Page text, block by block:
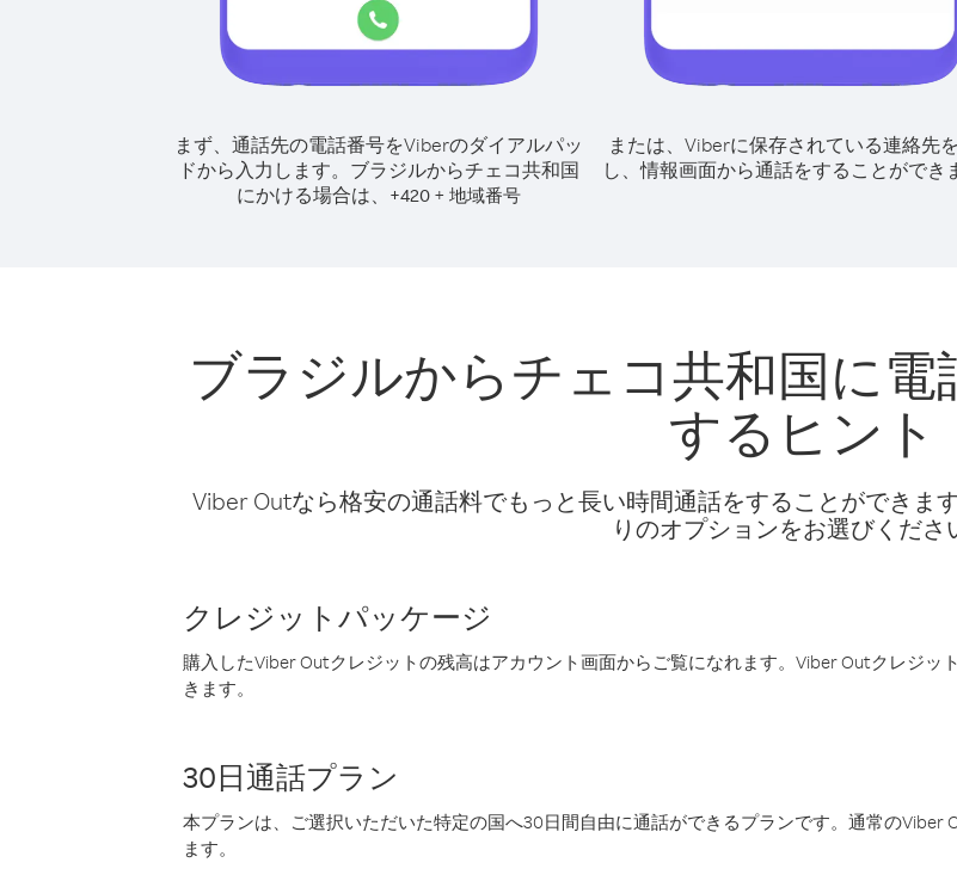
まず、通話先の電話番号をViberのダイアルパッ
ドから入力します。 ブラジルからチェコ共和国
にかける場合は、 +420 + 地域番号
または、Viberに保存されている連絡先
し、情報画面から通話をすることができ
ブラジルからチェコ共和国に
するヒント
Viber Outなら格安の通話料でもっと長い時間通話をすることができま
りのオプションをお選びくださ
クレジットパッケージ
購入したViber Outクレジットの残高はアカウント画面からご覧になれます。Viber Outクレジッ
きます。
30日通話プラン
本プランは、ご選択いただいた特定の国へ30日間自由に通話ができるプランです。通常のViber
ます。